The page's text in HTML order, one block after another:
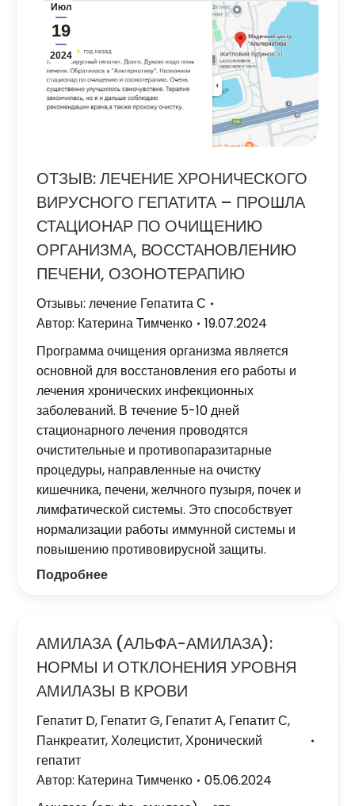
Июл
19
2024
ОТЗЫВ: ЛЕЧЕНИЕ ХРОНИЧЕСКОГО
ВИРУСНОГО ГЕПАТИТА – ПРОШЛА
СТАЦИОНАР ПО ОЧИЩЕНИЮ
ОРГАНИЗМА, ВОССТАНОВЛЕНИЮ
ПЕЧЕНИ, ОЗОНОТЕРАПИЮ
Отзывы: лечение Гепатита С
Автор: Катерина Тимченко
19.07.2024
Программа очищения организма является
основной для восстановления его работы и
лечения хронических инфекционных
заболеваний. В течение 5-10 дней
стационарного лечения проводятся
очистительные и противопаразитарные
процедуры, направленные на очистку
кишечника, печени, желчного пузыря, почек и
лимфатической системы. Это способствует
нормализации работы иммунной системы и
повышению противовирусной защиты.
Подробнее
АМИЛАЗА (АЛЬФА-АМИЛАЗА):
НОРМЫ И ОТКЛОНЕНИЯ УРОВНЯ
АМИЛАЗЫ В КРОВИ
Гепатит D, Гепатит G, Гепатит А, Гепатит С,
Панкреатит,Холецистит,Хронический
гепатит
Автор: Катерина Тимченко
05.06.2024